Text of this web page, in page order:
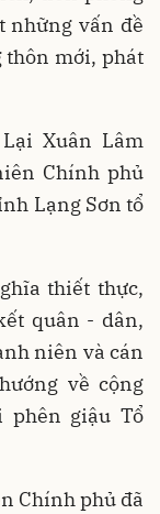
những vấn đề
thôn mới, phát
Xuân Lâm
Chính phủ
Lạng Sơn tổ
thiết thực,
quân - dân,
niên và cán
về cộng
phên giậu Tổ
Chính phủ đã